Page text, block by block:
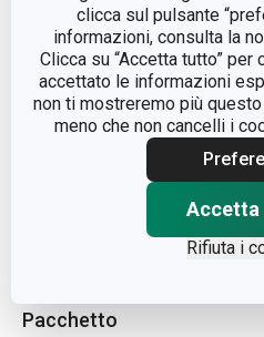
clicca sul pulsante
informazioni, consulta la
Clicca su “Accetta tutto”
accettato le informazioni
non ti mostreremo più
meno che non cancelli i
Rifiuta i
TIPO
LAVAGGIO IN LAVASTOVIGLIE
DURATA DELLA GARANZIA (IN
Pacchetto